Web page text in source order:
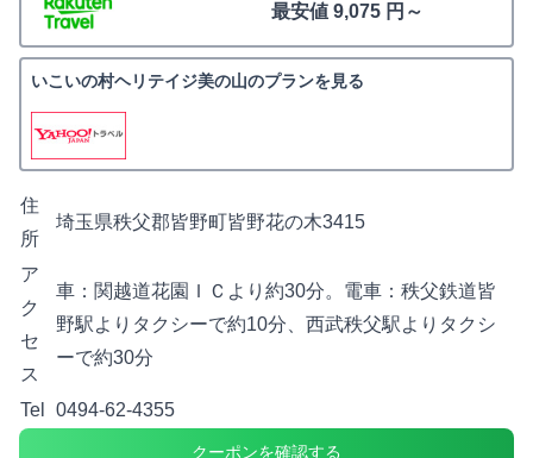
最安値 9,075 円～
いこいの村ヘリテイジ美の山のプランを見る
住
所
埼玉県秩父郡皆野町皆野花の木3415
ア
ク
セ
ス
車：関越道花園ＩＣより約30分。電車：秩父鉄道皆
野駅よりタクシーで約10分、西武秩父駅よりタクシ
ーで約30分
Tel 0494-62-4355
クーポンを確認する